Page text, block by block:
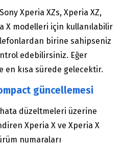
Xperia XZs, Xperia XZ,
X modelleri için kullanılabilir
birine sahipseniz
edebilirsiniz. Eğer
en kısa sürede gelecektir.
güncellemesi
düzeltmeleri üzerine
Xperia X ve Xperia X
numaraları